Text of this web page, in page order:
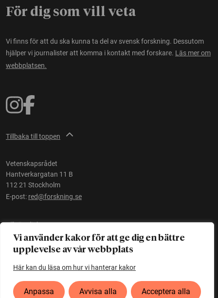
Vi använder kakor för att ge dig en bättre
upplevelse av vår webbplats
Här kan du läsa om hur vi hanterar kakor
Anpassa Avvisa alla Acceptera alla
För dig som vill veta
Vi finns för att du ska kunna ta del av svensk forskning. Dessutom
hjälper vi journalister att komma i kontakt med forskare. Läs mer om
webbplatsen.
Tillbaka till toppen
Vetenskapsrådet
Hantverkargatan 11 B
112 21 Stockholm
E-post: red@forskning.se
Tillgänglighet
Ett initiativ avVetenskapsrådet